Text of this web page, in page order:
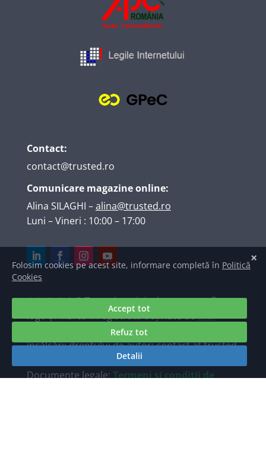
Contact:
contact@trusted.ro
Comunicare magazine online:
Alina SILAGHI –alina@trusted.ro
Luni – Vineri : 10:00 – 17:00
A.N.P.C.| © Texte, imagini, elemente grafice,
logo și marcă înregistrată deținute deS.C.
TRUSTED INTERNET SRL. Raportări ale
încălcării dreptului de autor: contact at trusted
Documente legale:Termeni și condiții de